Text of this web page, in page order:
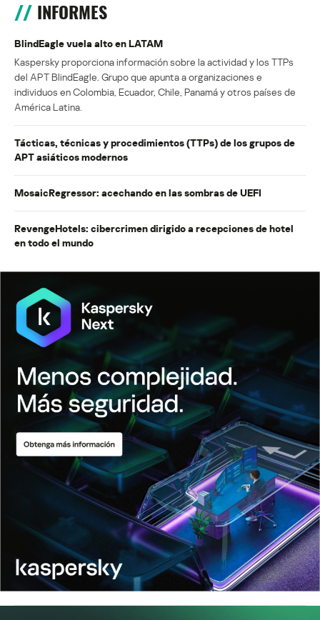
INFORMES
BlindEagle vuela alto en LATAM
Kaspersky proporciona información sobre la actividad y los TTPs
del APT BlindEagle. Grupo que apunta a organizaciones e
individuos en Colombia, Ecuador, Chile, Panamá y otros países de
América Latina.
Tácticas, técnicas y procedimientos (TTPs) de los grupos de
APT asiáticos modernos
MosaicRegressor: acechando en las sombras de UEFI
RevengeHotels: cibercrimen dirigido a recepciones de hotel
en todo el mundo